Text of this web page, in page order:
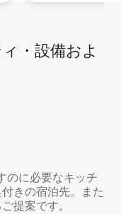
・設⁠備⁠およ
のに必要なキッチ
きの宿泊先。また
提案です。